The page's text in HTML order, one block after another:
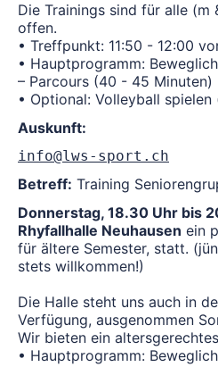
Die Trainings sind für alle (m
offen.
• Treffpunkt: 11:50 - 12:00
• Hauptprogramm:
– Parcours (40 - 45 Minuten)
• Optional: Volleyball spielen
Auskunft:
info@lws-sport.ch
Betreff: Training
Donnerstag, 18.30 Uhr bis
Rhyfallhalle Neuhausen ein
für ältere Semester, statt.
stets willkommen!)
Die Halle steht uns auch in
Verfügung, ausgenommen
Wir bieten ein
• Hauptprogramm: